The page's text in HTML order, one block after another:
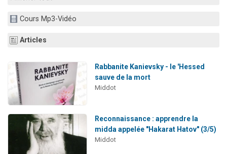
2 personnes viennent de nous rejoindre sur WhatsApp
Cours Mp3-Vidéo
Articles
Rabbanite Kanievsky - le 'Hessed
sauve de la mort
Middot
Reconnaissance : apprendre la
midda appelée "Hakarat Hatov" (3/5)
Middot